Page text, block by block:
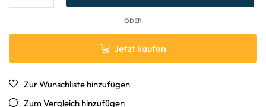
ODER
Jetzt kaufen
Zur Wunschliste hinzufügen
Zum Vergleich hinzufügen